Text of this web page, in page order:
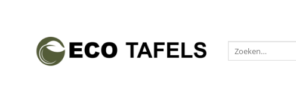
Zoeken
naar: